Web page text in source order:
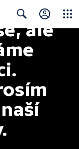
Searchale